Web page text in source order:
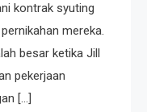
kontrak syuting
mereka.
besar ketika Jill
pekerjaan
[…]